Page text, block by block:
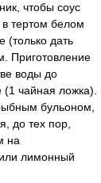
чтобы соус
тертом белом
дать
Приготовление
воды до
чайная ложка).
бульоном,
до тех пор,
на
лимонный